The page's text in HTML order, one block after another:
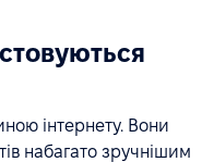
інтернету. Вони
набагато зручнішим